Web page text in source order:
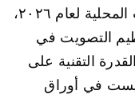
المركزية الفلسطينية نتائج الانتخابات المحلية لعام ٢٠٢٦،
التصويت في
التقنية على
ليست في أوراق